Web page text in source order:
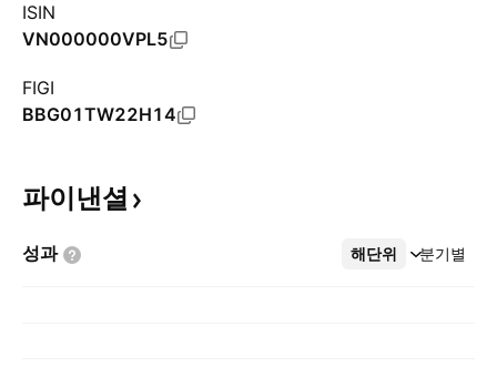
ISIN
VN000000VPL5
FIGI
BBG01TW22H14
파이낸셜
성과 해단위 분기별
더보기